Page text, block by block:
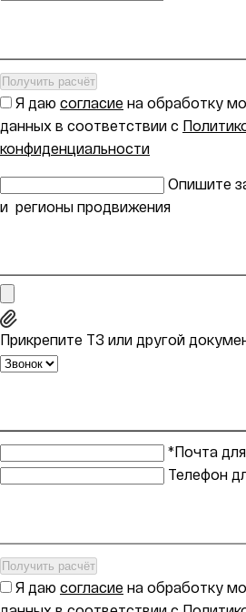
Получить расчёт
Я даю согласие на обработку
данных в соответствии с
конфиденциальности
Опишите
и регионы продвижения
Прикрепите ТЗ или другой
*Почта
Телефон
Получить расчёт
Я даю согласие на обработку